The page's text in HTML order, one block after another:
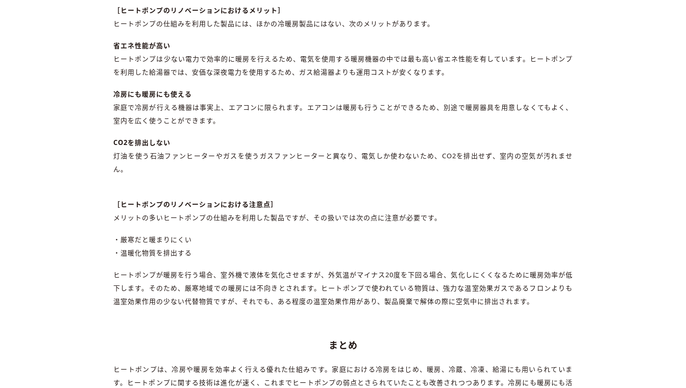
［ヒートポンプのリノベーションにおけるメリット］
ヒートポンプの仕組みを利用した製品には、ほかの冷暖房製品にはない、次のメリットがあります。
省エネ性能が高い
ヒートポンプは少ない電力で効率的に暖房を行えるため、電気を使用する暖房機器の中では最も高い省エネ性能を有しています。ヒートポンプ
を利用した給湯器では、安価な深夜電力を使用するため、ガス給湯器よりも運用コストが安くなります。
冷房にも暖房にも使える
家庭で冷房が行える機器は事実上、エアコンに限られます。エアコンは暖房も行うことができるため、別途で暖房器具を用意しなくてもよく、
室内を広く使うことができます。
CO2を排出しない
灯油を使う石油ファンヒーターやガスを使うガスファンヒーターと異なり、電気しか使わないため、CO2を排出せず、室内の空気が汚れませ
ん。
［ヒートポンプのリノベーションにおける注意点］
メリットの多いヒートポンプの仕組みを利用した製品ですが、その扱いでは次の点に注意が必要です。
・厳寒だと暖まりにくい
・温暖化物質を排出する
ヒートポンプが暖房を行う場合、室外機で液体を気化させますが、外気温がマイナス20度を下回る場合、気化しにくくなるために暖房効率が低
下します。そのため、厳寒地域での暖房には不向きとされます。ヒートポンプで使われている物質は、強力な温室効果ガスであるフロンよりも
温室効果作用の少ない代替物質ですが、それでも、ある程度の温室効果作用があり、製品廃棄で解体の際に空気中に排出されます。
まとめ
ヒートポンプは、冷房や暖房を効率よく行える優れた仕組みです。家庭における冷房をはじめ、暖房、冷蔵、冷凍、給湯にも用いられていま
す。ヒートポンプに関する技術は進化が速く、これまでヒートポンプの弱点とさられていたことも改善されつつあります。冷房にも暖房にも活